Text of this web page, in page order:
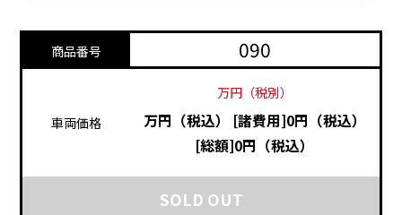
商品番号 090
車両価格
万円（税別）
万円（税込）
[諸費用]0円（税込）
[総額]0円（税込）
SOLD OUT